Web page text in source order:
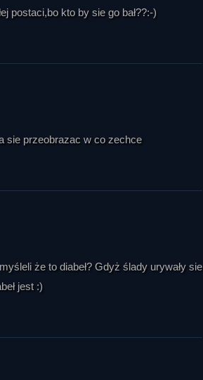
postaci,bo kto by sie go bał??:-)
sie przeobrazac w co zechce
że to diabeł? Gdyż ślady urywały sie
jest :)